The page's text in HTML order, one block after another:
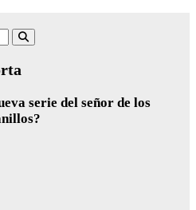
serie del señor de los